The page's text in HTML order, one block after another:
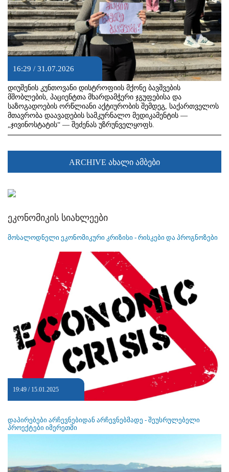
16:29 / 31.07.2026
დიუშენის კუნთოვანი დისტროფიის მქონე ბავშვების
მშობლების, პაციენტთა მხარდამჭერი ჯგუფებისა და
საზოგადოების ორწლიანი აქტიურობის შემდეგ, საქართველოს
მთავრობა დაავადების სამკურნალო მედიკამენტის —
„ჯივინოსტატის“ — შეძენას უზრუნველყოფს.
ARCHIVE ახალი ამბები
ეკონომიკის სიახლეები
მოსალოდნელი ეკონომიკური კრიზისი - რისკები და პროგნოზები
19:49 / 15.01.2025
დაპირებები არჩევნებიდან არჩევნებმადე - შეუსრულებელი
პროექტები იმერეთში